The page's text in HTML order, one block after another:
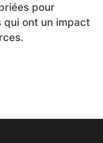
pour
qui ont un impact